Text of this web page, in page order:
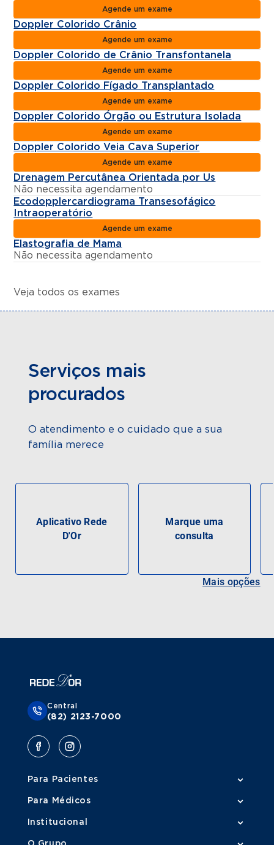
Agende um exame
Doppler Colorido Crânio
Agende um exame
Doppler Colorido de Crânio Transfontanela
Agende um exame
Doppler Colorido Fígado Transplantado
Agende um exame
Doppler Colorido Órgão ou Estrutura Isolada
Agende um exame
Doppler Colorido Veia Cava Superior
Agende um exame
Drenagem Percutânea Orientada por Us
Não necessita agendamento
Ecodopplercardiograma Transesofágico
Intraoperatório
Agende um exame
Elastografia de Mama
Não necessita agendamento
Veja todos os exames
Serviços mais
procurados
O atendimento e o cuidado que a sua
família merece
Aplicativo Rede
D'Or
Marque uma
consulta
Mais opções
Central
(82) 2123-7000
Para Pacientes
Para Médicos
Institucional